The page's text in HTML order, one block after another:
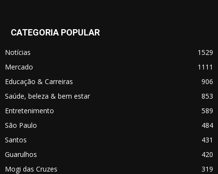
CATEGORIA POPULAR
Notícias
1529
Mercado
1111
Educação & Carreiras
906
Saúde, beleza & bem estar
853
Entretenimento
589
São Paulo
484
Santos
431
Guarulhos
420
Mogi das Cruzes
319